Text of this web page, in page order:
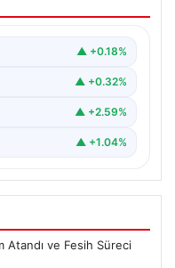
▲ +0.18%
▲ +0.32%
▲ +2.59%
▲ +1.04%
Atandı ve Fesih Süreci